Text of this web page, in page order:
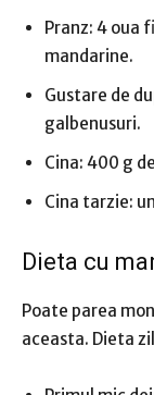
Pranz: 4 oua
mandarine.
Gustare de
galbenusuri.
Cina: 400 g
Cina tarzie:
Dieta cu
Poate parea
aceasta. Dieta